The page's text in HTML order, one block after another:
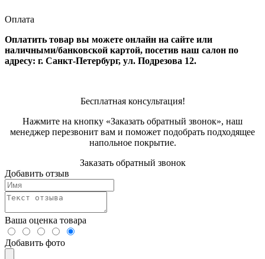
Оплата
Оплатить товар вы можете онлайн на сайте или
наличными/банковской картой, посетив наш салон по
адресу: г. Санкт-Петербург, ул. Подрезова 12.
Бесплатная консультация!
Нажмите на кнопку «Заказать обратный звонок», наш
менеджер перезвонит вам и поможет подобрать подходящее
напольное покрытие.
Заказать обратный звонок
Добавить отзыв
Ваша оценка товара
Добавить фото